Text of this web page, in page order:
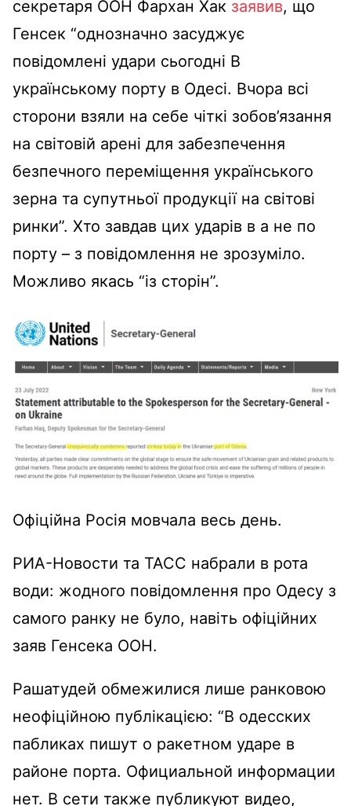
секретаря ООН Фархан Хак заявив, що
Генсек “однозначно засуджує
повідомлені удари сьогодні В
українському порту в Одесі. Вчора всі
сторони взяли на себе чіткі зобов’язання
на світовій арені для забезпечення
безпечного переміщення українського
зерна та супутньої продукції на світові
ринки”. Хто завдав цих ударів в а не по
порту – з повідомлення не зрозуміло.
Можливо якась “із сторін”.
Офіційна Росія мовчала весь день.
РИА-Новости та ТАСС набрали в рота
води: жодного повідомлення про Одесу з
самого ранку не було, навіть офіційних
заяв Генсека ООН.
Рашатудей обмежилися лише ранковою
неофіційною публікацією: “В одесских
пабликах пишут о ракетном ударе в
районе порта. Официальной информации
нет. В сети также публикуют видео,